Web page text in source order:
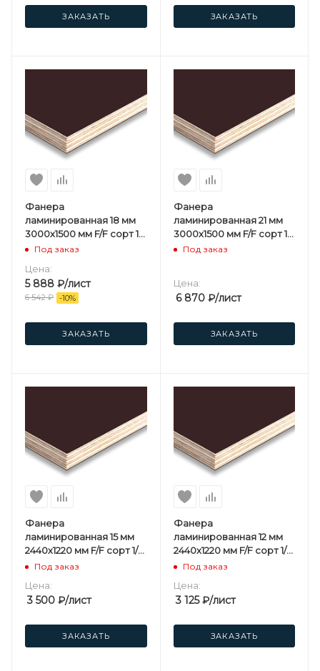
ЗАКАЗАТЬ ЗАКАЗАТЬ
Фанера
ламинированная 18 мм
3000х1500 мм F/F сорт 1/1
березовая
Под заказ
Цена:
5 888 ₽/лист
6 542₽ -10%
ЗАКАЗАТЬ
Фанера
ламинированная 21 мм
3000х1500 мм F/F сорт 1/1
березовая
Под заказ
Цена:
6 870₽/лист
ЗАКАЗАТЬ
Фанера
ламинированная 15 мм
2440х1220 мм F/F сорт 1/1
березовая
Под заказ
Цена:
3 500 ₽/лист
ЗАКАЗАТЬ
Фанера
ламинированная 12 мм
2440х1220 мм F/F сорт 1/1
березовая
Под заказ
Цена:
3 125₽/лист
ЗАКАЗАТЬ